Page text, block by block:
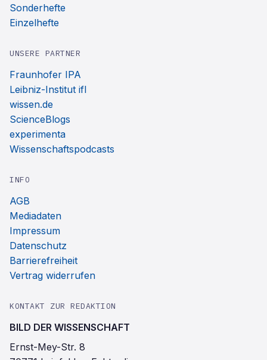
Sonderhefte
Einzelhefte
UNSERE PARTNER
Fraunhofer IPA
Leibniz-Institut ifl
wissen.de
ScienceBlogs
experimenta
Wissenschaftspodcasts
INFO
AGB
Mediadaten
Impressum
Datenschutz
Barrierefreiheit
Vertrag widerrufen
KONTAKT ZUR REDAKTION
BILD DER WISSENSCHAFT
Ernst-Mey-Str. 8